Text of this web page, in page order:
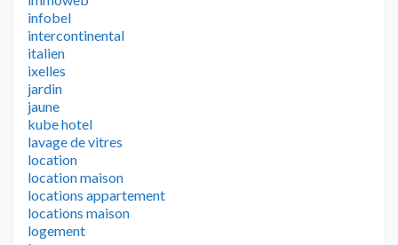
infobel
intercontinental
italien
ixelles
jardin
jaune
kube hotel
lavage de vitres
location
location maison
locations appartement
locations maison
logement